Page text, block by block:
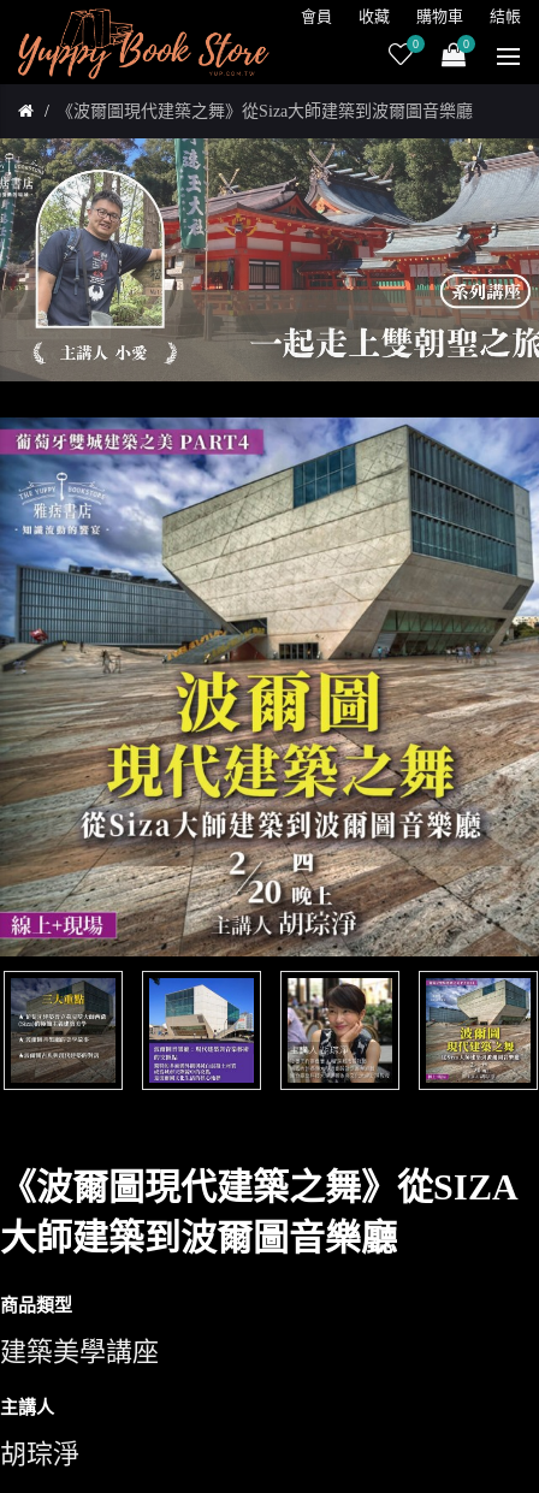
會員 收藏 購物車 結帳
0 0
《波爾圖現代建築之舞》從Siza大師建築到波爾圖音樂廳
《波爾圖現代建築之舞》從SIZA
大師建築到波爾圖音樂廳
商品類型
建築美學講座
主講人
胡琮淨